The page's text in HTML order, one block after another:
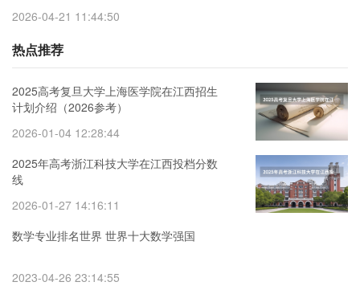
2026-04-21 11:44:50
热点推荐
2025高考复旦大学上海医学院在江西招生
计划介绍（2026参考）
2026-01-04 12:28:44
2025年高考浙江科技大学在江西投档分数
线
2026-01-27 14:16:11
数学专业排名世界 世界十大数学强国
2023-04-26 23:14:55